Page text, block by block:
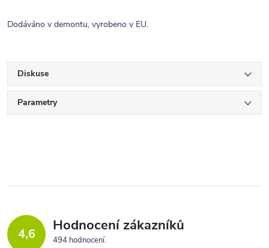
Dodáváno v demontu, vyrobeno v EU.
Diskuse
Parametry
4,6 Hodnocení zákazníků
494 hodnocení